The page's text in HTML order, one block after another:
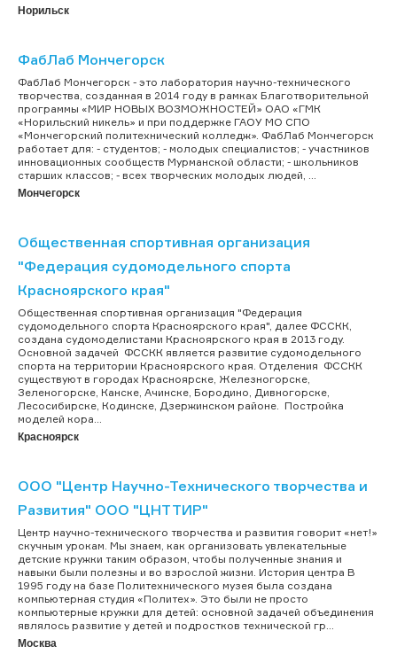
Норильск
ФабЛаб Мончегорск
ФабЛаб Мончегорск - это лаборатория научно-технического
творчества, созданная в 2014 году в рамках Благотворительной
программы «МИР НОВЫХ ВОЗМОЖНОСТЕЙ» ОАО «ГМК
«Норильский никель» и при поддержке ГАОУ МО СПО
«Мончегорский политехнический колледж». ФабЛаб Мончегорск
работает для: - студентов; - молодых специалистов; - участников
инновационных сообществ Мурманской области; - школьников
старших классов; - всех творческих молодых людей, ...
Мончегорск
Общественная спортивная организация
"Федерация судомодельного спорта
Красноярского края"
Общественная спортивная организация "Федерация
судомодельного спорта Красноярского края", далее ФССКК,
создана судомоделистами Красноярского края в 2013 году.
Основной задачей ФССКК является развитие судомодельного
спорта на территории Красноярского края. Отделения ФССКК
существуют в городах Красноярске, Железногорске,
Зеленогорске, Канске, Ачинске, Бородино, Дивногорске,
Лесосибирске, Кодинске, Дзержинском районе. Постройка
моделей кора...
Красноярск
ООО "Центр Научно-Технического творчества и
Развития" ООО "ЦНТТИР"
Центр научно-технического творчества и развития говорит «нет!»
скучным урокам. Мы знаем, как организовать увлекательные
детские кружки таким образом, чтобы полученные знания и
навыки были полезны и во взрослой жизни. История центра В
1995 году на базе Политехнического музея была создана
компьютерная студия «Политех». Это были не просто
компьютерные кружки для детей: основной задачей объединения
являлось развитие у детей и подростков технической гр...
Москва